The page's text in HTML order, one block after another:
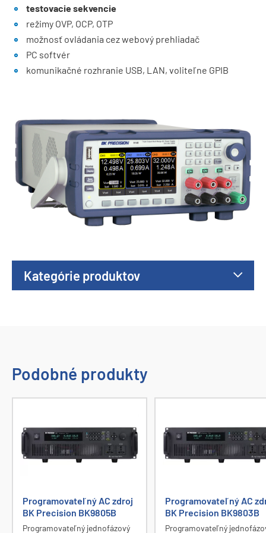
Kategórie produktov
testovacie sekvencie
režimy OVP, OCP, OTP
možnosť ovládania cez webový prehliadač
PC softvér
komunikačné rozhranie USB, LAN, voliteľne GPIB
Podobné produkty
Programovateľný AC zdroj
BK Precision BK9805B
Programovateľný jednofázový
Programovateľný AC
BK Precision BK9803B
Programovateľný